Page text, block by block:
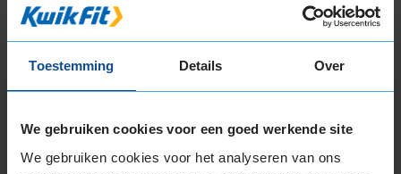
Toestemming Details Over
We gebruiken cookies voor een goed werkende site
We gebruiken cookies voor het analyseren van ons
215/55R17 94V
215/55R17 94V
215/55R17 94V
215/55R17 94V
215/55R17 94V